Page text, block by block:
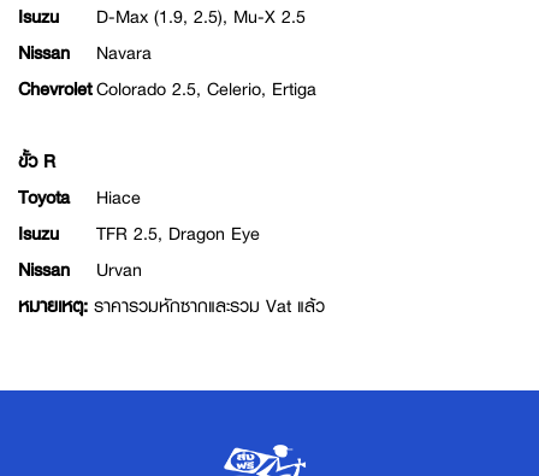
Isuzu
D-Max (1.9, 2.5), Mu-X 2.5
Nissan
Navara
ChevroletColorado 2.5, Celerio, Ertiga
ขั้ว R
Toyota
Hiace
Isuzu
TFR 2.5, Dragon Eye
Nissan
Urvan
หมายเหตุ: ราคารวมหักซากและรวม Vat แล้ว